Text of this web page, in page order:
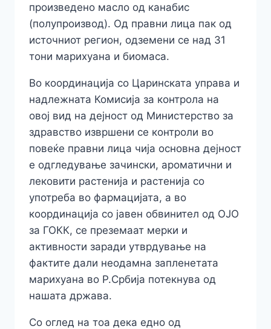
произведено масло од канабис
(полупроизвод). Од правни лица пак од
источниот регион, одземени се над 31
тони марихуана и биомаса.
Во координација со Царинската управа и
надлежната Комисија за контрола на
овој вид на дејност од Министерство за
здравство извршени се контроли во
повеќе правни лица чија основна дејност
е одгледување зачински, ароматични и
лековити растенија и растенија со
употреба во фармацијата, а во
координација со јавен обвинител од ОЈО
за ГОКК, се преземаат мерки и
активности заради утврдување на
фактите дали неодамна запленетата
марихуана во Р.Србија потекнува од
нашата држава.
Со оглед на тоа дека едно од